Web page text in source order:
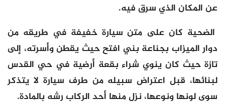
عن المكان الذي سرق فيه.
الضحية كان على متن سيارة خفيفة في طريقه من
دوار الميزاب بجناعة بني افتح حيث يقطن وأسرته، إلى
تازة حيث كان ينوي شراء بقعة أرضية في حي القدس
لبنائها، قبل اعتراض سبيله من طرف سيارة لا يتذكر
سوى لونها ونوعها، نزل منها أحد الركاب رشه بالمادة.